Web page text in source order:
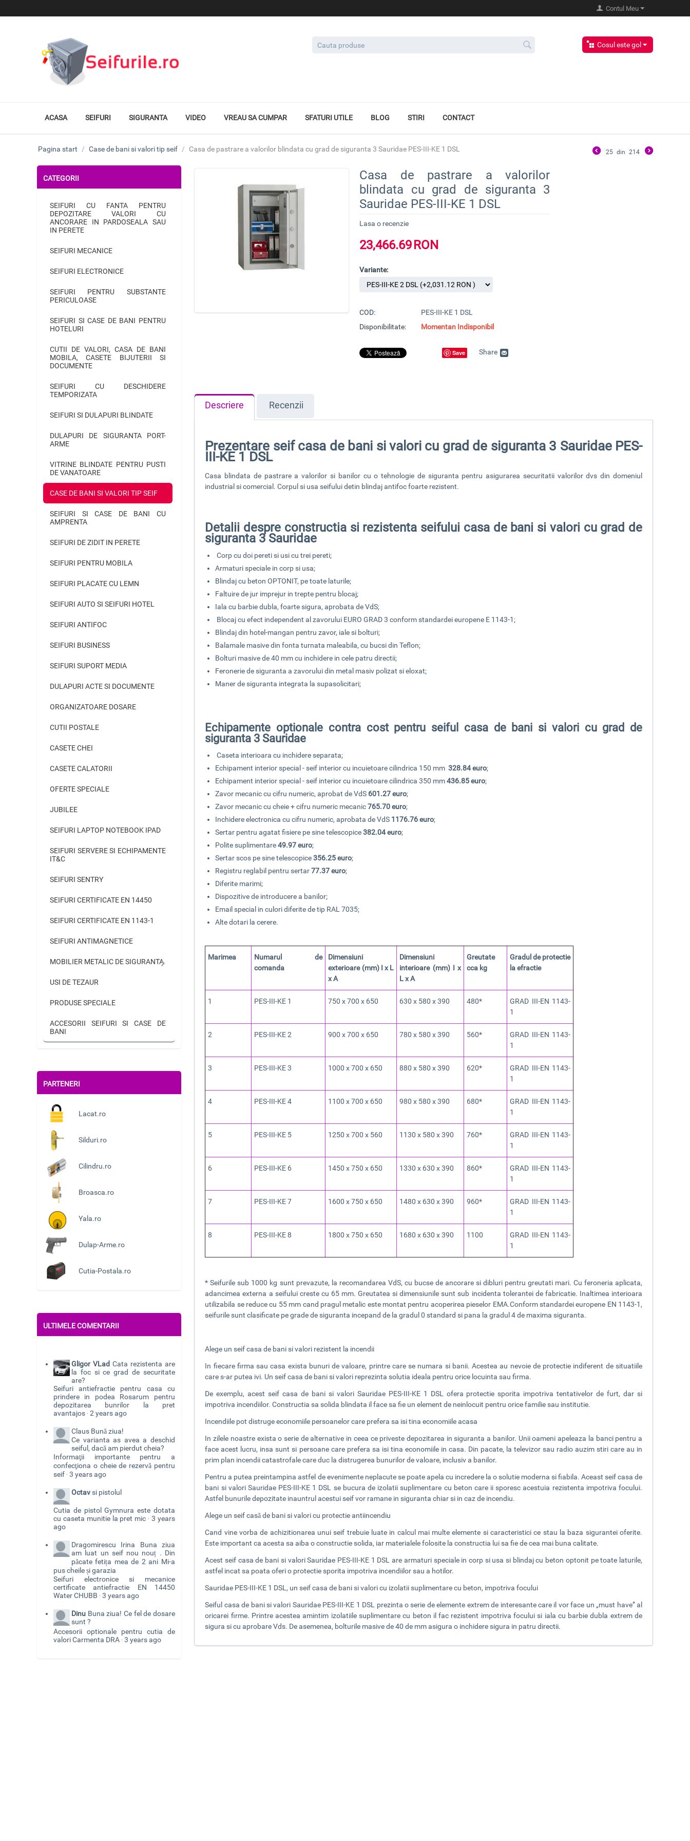
Contul Meu
Cosul este gol
ACASA SEIFURI SIGURANTA VIDEO VREAU SA CUMPAR SFATURI UTILE BLOG STIRI CONTACT
Pagina start / Case de bani si valori tip seif / Casa de pastrare a valorilor blindata cu grad de siguranta 3 Sauridae PES-III-KE 1 DSL 25 din 214
CATEGORII
SEIFURI CU FANTA PENTRU
DEPOZITARE VALORI CU
ANCORARE IN PARDOSEALA SAU
IN PERETE
SEIFURI MECANICE
SEIFURI ELECTRONICE
SEIFURI PENTRU SUBSTANTE
PERICULOASE
SEIFURI SI CASE DE BANI PENTRU
HOTELURI
CUTII DE VALORI, CASA DE BANI
MOBILA, CASETE BIJUTERII SI
DOCUMENTE
SEIFURI CU DESCHIDERE
TEMPORIZATA
SEIFURI SI DULAPURI BLINDATE
DULAPURI DE SIGURANTA PORT-
ARME
VITRINE BLINDATE PENTRU PUSTI
DE VANATOARE
CASE DE BANI SI VALORI TIP SEIF
SEIFURI SI CASE DE BANI CU
AMPRENTA
SEIFURI DE ZIDIT IN PERETE
SEIFURI PENTRU MOBILA
SEIFURI PLACATE CU LEMN
SEIFURI AUTO SI SEIFURI HOTEL
SEIFURI ANTIFOC
SEIFURI BUSINESS
SEIFURI SUPORT MEDIA
DULAPURI ACTE SI DOCUMENTE
ORGANIZATOARE DOSARE
CUTII POSTALE
CASETE CHEI
CASETE CALATORII
OFERTE SPECIALE
JUBILEE
SEIFURI LAPTOP NOTEBOOK IPAD
SEIFURI SERVERE SI ECHIPAMENTE
IT&C
SEIFURI SENTRY
SEIFURI CERTIFICATE EN 14450
SEIFURI CERTIFICATE EN 1143-1
SEIFURI ANTIMAGNETICE
MOBILIER METALIC DE SIGURANTA
USI DE TEZAUR
PRODUSE SPECIALE
ACCESORII SEIFURI SI CASE DE
BANI
PARTENERI
Lacat.ro
Silduri.ro
Cilindru.ro
Broasca.ro
Yala.ro
Dulap-Arme.ro
Cutia-Postala.ro
ULTIMELE COMENTARII
Gligor VLad Cata rezistenta are
la foc si ce grad de securitate
are?
Seifuri antiefractie pentru casa cu
prindere in podea Rosarum pentru
depozitarea bunrilor la pret
avantajos · 2 years ago
Claus Bună ziua!
Ce varianta as avea a deschid
seiful, dacă am pierdut cheia?
Informaţii importante pentru a
confecţiona o cheie de rezervă pentru
seif · 3 years ago
Octav si pistolul
Cutia de pistol Gymnura este dotata
cu caseta munitie la pret mic · 3 years
ago
Dragomirescu Irina Buna ziua
am luat un seif nou nouț . Din
păcate fetița mea de 2 ani Mi-a
pus cheile și garazia
Seifuri electronice si mecanice
certificate antiefractie EN 14450
Water CHUBB · 3 years ago
Dinu Buna ziua! Ce fel de dosare
sunt ?
Accesorii optionale pentru cutia de
valori Carmenta DRA · 3 years ago
Casa de pastrare a valorilor
blindata cu grad de siguranta 3
Sauridae PES-III-KE 1 DSL
Lasa o recenzie
23,466.69RON
Variante:
COD:
PES-III-KE 1 DSL
Disponibilitate:
Momentan Indisponibil
Save Share
Descriere Recenzii
Prezentare seif casa de bani si valori cu grad de siguranta 3 Sauridae PES-
III-KE 1 DSL
Casa blindata de pastrare a valorilor si banilor cu o tehnologie de siguranta pentru asigurarea securitatii valorilor dvs din domeniul
industrial si comercial. Corpul si usa seifului detin blindaj antifoc foarte rezistent.
Detalii despre constructia si rezistenta seifului casa de bani si valori cu grad de
siguranta 3 Sauridae
Corp cu doi pereti si usi cu trei pereti;
Armaturi speciale in corp si usa;
Blindaj cu beton OPTONIT, pe toate laturile;
Faltuire de jur imprejur in trepte pentru blocaj;
Iala cu barbie dubla, foarte sigura, aprobata de VdS;
Blocaj cu efect independent al zavorului EURO GRAD 3 conform standardei europene E 1143-1;
Blindaj din hotel-mangan pentru zavor, iale si bolturi;
Balamale masive din fonta turnata maleabila, cu bucsi din Teflon;
Bolturi masive de 40 mm cu inchidere in cele patru directii;
Feronerie de siguranta a zavorului din metal masiv polizat si eloxat;
Maner de siguranta integrata la supasolicitari;
Echipamente optionale contra cost pentru seiful casa de bani si valori cu grad de
siguranta 3 Sauridae
Caseta interioara cu inchidere separata;
Echipament interior special - seif interior cu incuietoare cilindrica 150 mm328.84 euro;
Echipament interior special - seif interior cu incuietoare cilindrica 350 mm436.85 euro;
Zavor mecanic cu cifru numeric, aprobat de VdS 601.27 euro;
Zavor mecanic cu cheie + cifru numeric mecanic765.70 euro;
Inchidere electronica cu cifru numeric, aprobata de VdS 1176.76 euro;
Sertar pentru agatat fisiere pe sine telescopice382.04 euro;
Polite suplimentare49.97 euro;
Sertar scos pe sine telescopice356.25 euro;
Registru reglabil pentru sertar77.37 euro;
Diferite marimi;
Dispozitive de introducere a banilor;
Email special in culori diferite de tip RAL 7035;
Alte dotari la cerere.
Marimea
Numarul de
comanda
Dimensiuni
exterioare (mm) I x L
x A
Dimensiuni
interioare (mm) I x
L x A
Greutate
cca kg
Gradul de protectie
la efractie
1 PES-III-KE 1 750 x 700 x 650 630 x 580 x 390 480*
GRAD III-EN 1143-
1
2 PES-III-KE 2 900 x 700 x 650 780 x 580 x 390 560*
GRAD III-EN 1143-
1
3 PES-III-KE 3 1000 x 700 x 650 880 x 580 x 390 620*
GRAD III-EN 1143-
1
4 PES-III-KE 4 1100 x 700 x 650 980 x 580 x 390 680*
GRAD III-EN 1143-
1
5 PES-III-KE 5 1250 x 700 x 560 1130 x 580 x 390 760*
GRAD III-EN 1143-
1
6 PES-III-KE 6 1450 x 750 x 650 1330 x 630 x 390 860*
GRAD III-EN 1143-
1
7 PES-III-KE 7 1600 x 750 x 650 1480 x 630 x 390 960*
GRAD III-EN 1143-
1
8 PES-III-KE 8 1800 x 750 x 650 1680 x 630 x 390 1100
GRAD III-EN 1143-
1
* Seifurile sub 1000 kg sunt prevazute, la recomandarea VdS, cu bucse de ancorare si dibluri pentru greutati mari. Cu feroneria aplicata,
adancimea externa a seifului creste cu 65 mm. Greutatea si dimensiunile sunt sub incidenta tolerantei de fabricatie. Inaltimea interioara
utilizabila se reduce cu 55 mm cand pragul metalic este montat pentru acoperirea pieselor EMA.Conform standardei europene EN 1143-1,
seifurile sunt clasificate pe grade de siguranta incepand de la gradul 0 standard si pana la gradul 4 de maxima siguranta.
Alege un seif casa de bani si valori rezistent la incendii
In fiecare firma sau casa exista bunuri de valoare, printre care se numara si banii. Acestea au nevoie de protectie indiferent de situatiile
care s-ar putea ivi. Un seif casa de bani si valori reprezinta solutia ideala pentru orice locuinta sau firma.
De exemplu, acest seif casa de bani si valori Sauridae PES-III-KE 1 DSL ofera protectie sporita impotriva tentativelor de furt, dar si
impotriva incendiilor. Constructia sa solida blindata il face sa fie un element de neinlocuit pentru orice familie sau institutie.
Incendiile pot distruge economiile persoanelor care prefera sa isi tina economiile acasa
In zilele noastre exista o serie de alternative in ceea ce priveste depozitarea in siguranta a banilor. Unii oameni apeleaza la banci pentru a
face acest lucru, insa sunt si persoane care prefera sa isi tina economiile in casa. Din pacate, la televizor sau radio auzim stiri care au in
prim plan incendii catastrofale care duc la distrugerea bunurilor de valoare, inclusiv a banilor.
Pentru a putea preintampina astfel de evenimente neplacute se poate apela cu incredere la o solutie moderna si fiabila. Aceast seif casa de
bani si valori Sauridae PES-III-KE 1 DSL se bucura de izolatii suplimentare cu beton care ii sporesc acestuia rezistenta impotriva focului.
Astfel bunurile depozitate inauntrul acestui seif vor ramane in siguranta chiar si in caz de incendiu.
Alege un seif casă de bani si valori cu protectie antiincendiu
Cand vine vorba de achizitionarea unui seif trebuie luate in calcul mai multe elemente si caracteristici ce stau la baza sigurantei oferite.
Este important ca acesta sa aiba o constructie solida, iar materialele folosite la constructia lui sa fie de cea mai buna calitate.
Acest seif casa de bani si valori Sauridae PES-III-KE 1 DSL are armaturi speciale in corp si usa si blindaj cu beton optonit pe toate laturile,
astfel incat sa poata oferi o protectie sporita impotriva incendiilor sau a hotilor.
Sauridae PES-III-KE 1 DSL, un seif casa de bani si valori cu izolatii suplimentare cu beton, impotriva focului
Seiful casa de bani si valori Sauridae PES-III-KE 1 DSL prezinta o serie de elemente extrem de interesante care il vor face un „must have” al
oricarei firme. Printre acestea amintim izolatiile suplimentare cu beton il fac rezistent impotriva focului si iala cu barbie dubla extrem de
sigura si cu aprobare Vds. De asemenea, bolturile masive de 40 de mm asigura o inchidere sigura in patru directii.